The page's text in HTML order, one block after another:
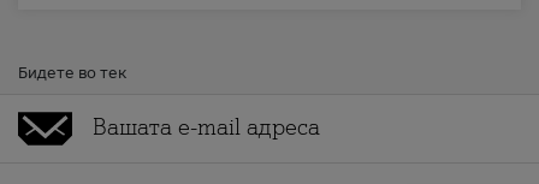
Бидете во тек